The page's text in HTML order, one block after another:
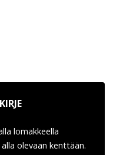
lomakkeella
olevaan kenttään.